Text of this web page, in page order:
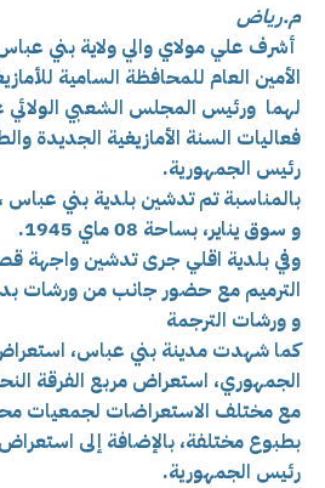
م.رياض
أشرف علي مولاي والي ولاية بني
الأمين العام للمحافظة السامية
لهما ورئيس المجلس الشعبي الولائي
فعاليات السنة الأمازيغية الجديدة
رئيس الجمهورية.
بالمناسبة تم تدشين بلدية بني عباس ،
و سوق يناير، بساحة 08 ماي 1945.
وفي بلدية اقلي جرىتدشين واجهة
الترميم مع حضور جانب من ورشات
و ورشات الترجمة
كما شهدت مدينة بني عباس،
الجمهوري، استعراض مربع الفرقة
مع مختلف الاستعراضات لجمعيات
بطبوع مختلفة، بالإضافة إلى استعراض
رئيس الجمهورية.